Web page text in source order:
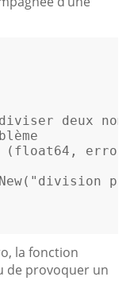
deux
( float64 , error
"division
la fonction
de provoquer un